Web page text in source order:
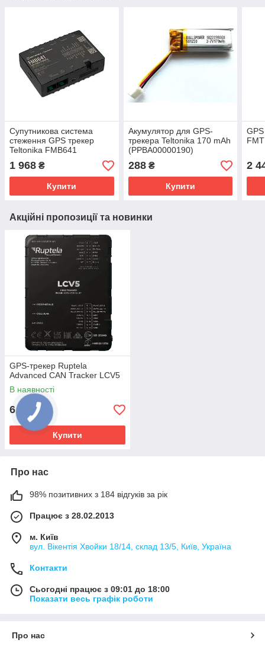
Супутникова система
стеження GPS трекер
Teltonika FMB641
1 968 ₴
Купити
Акумулятор для GPS-
трекера Teltonika 170 mAh
(PPBA00000190)
288₴
Купити
2
Акційні пропозиції та новинки
GPS-трекер Ruptela
Advanced CAN Tracker LCV5
В наявності
6 390₴
Купити
Про нас
98% позитивних з 184 відгуків за рік
Працює з 28.02.2013
м. Київ
вул. Вікентія Хвойки 18/14, склад 13/5, Київ, Україна
Контакти
Сьогодні працює з 09:01 до 18:00
Показати весь графік роботи
Про нас